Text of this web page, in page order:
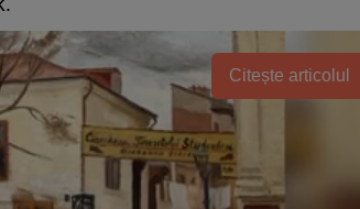
Citește articolul